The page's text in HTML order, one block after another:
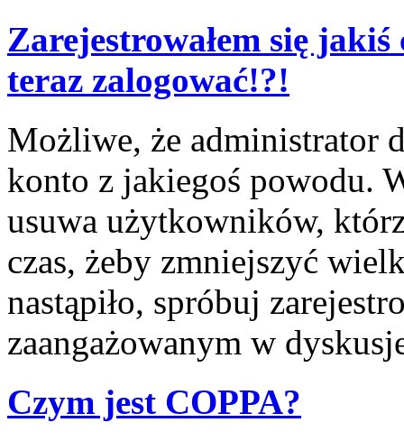
Zarejestrowałem się jakiś
teraz zalogować!?!
Możliwe, że administrator
konto z jakiegoś powodu.
usuwa użytkowników,
czas, żeby zmniejszyć
nastąpiło, spróbuj
zaangażowanym w
Czym jest COPPA?